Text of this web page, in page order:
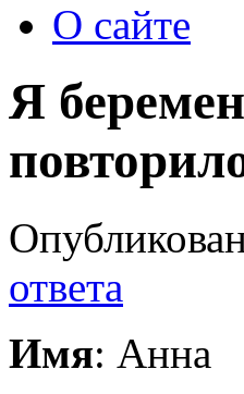
О сайте
Я
ответа
Имя: Анна